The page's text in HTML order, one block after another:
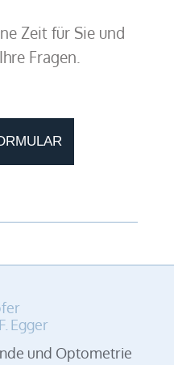
Zeit für Sie und
Fragen.
Egger
und Optometrie